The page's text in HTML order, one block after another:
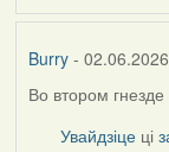
Burry-
Во втором
Увайдзіце ці